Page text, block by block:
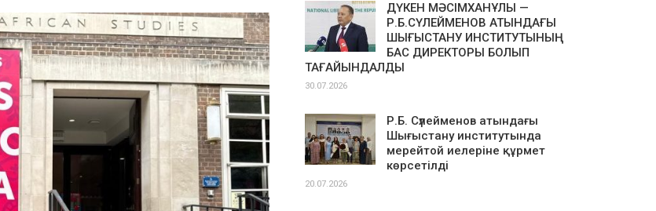
ДҮКЕН МӘСІМХАНҰЛЫ —
Р.Б.СҮЛЕЙМЕНОВ АТЫНДАҒЫ
ШЫҒЫСТАНУ ИНСТИТУТЫНЫҢ
БАС ДИРЕКТОРЫ БОЛЫП
ТАҒАЙЫНДАЛДЫ
30.07.2026
Р.Б. Сүлейменов атындағы
Шығыстану институтында
мерейтой иелеріне құрмет
көрсетілді
20.07.2026